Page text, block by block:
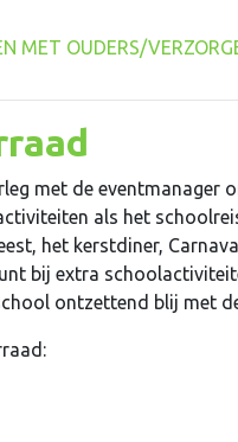
MET OUDERS/
met de eventmanager
als het
het kerstdiner,
bij extra
ontzettend blij met